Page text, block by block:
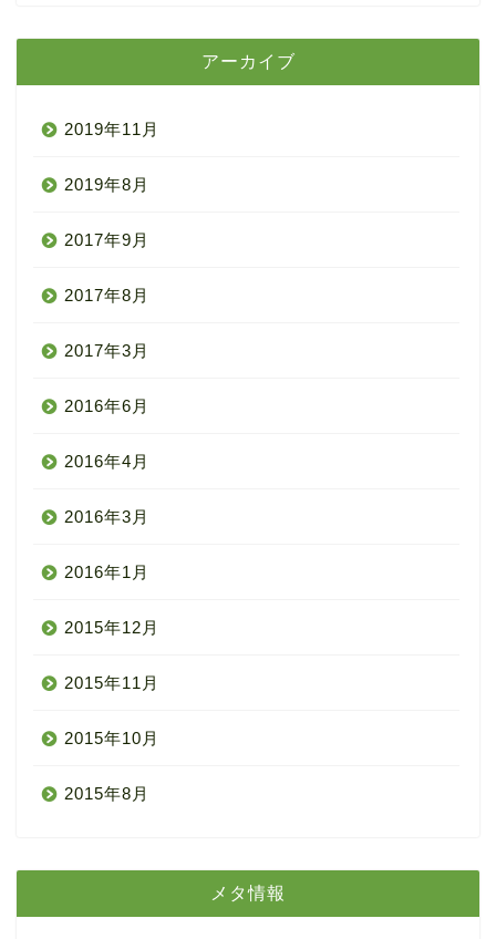
アーカイブ
2019年11月
2019年8月
2017年9月
2017年8月
2017年3月
2016年6月
2016年4月
2016年3月
2016年1月
2015年12月
2015年11月
2015年10月
2015年8月
メタ情報